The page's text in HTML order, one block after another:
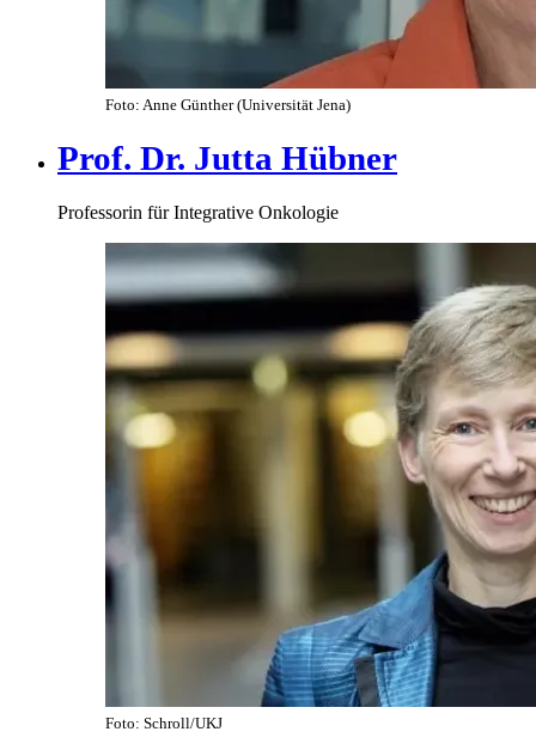
Foto: Anne Günther (Universität Jena)
Prof. Dr. Jutta Hübner
Professorin für Integrative Onkologie
Foto: Schroll/UKJ